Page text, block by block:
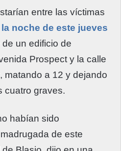
entre las víctimas
noche de este jueves
un edificio de
Prospect y la calle
matando a 12 y dejando
cuatro graves.
habían sido
de este